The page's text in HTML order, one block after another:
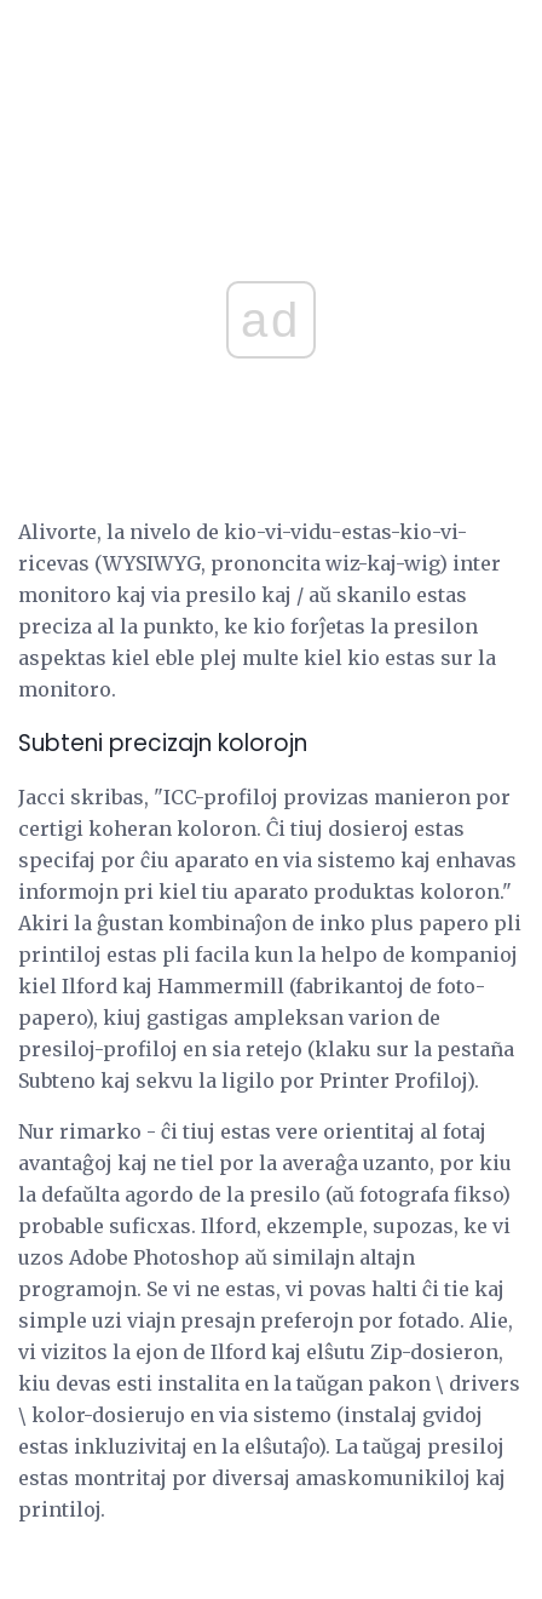
ad
Alivorte, la nivelo de kio-vi-vidu-estas-kio-vi-
ricevas (WYSIWYG, prononcita wiz-kaj-wig) inter
monitoro kaj via presilo kaj / aŭ skanilo estas
preciza al la punkto, ke kio forĵetas la presilon
aspektas kiel eble plej multe kiel kio estas sur la
monitoro.
Subteni precizajn kolorojn
Jacci skribas, "ICC-profiloj provizas manieron por
certigi koheran koloron. Ĉi tiuj dosieroj estas
specifaj por ĉiu aparato en via sistemo kaj enhavas
informojn pri kiel tiu aparato produktas koloron."
Akiri la ĝustan kombinaĵon de inko plus papero pli
printiloj estas pli facila kun la helpo de kompanioj
kiel Ilford kaj Hammermill (fabrikantoj de foto-
papero), kiuj gastigas ampleksan varion de
presiloj-profiloj en sia retejo (klaku sur la pestaña
Subteno kaj sekvu la ligilo por Printer Profiloj).
Nur rimarko - ĉi tiuj estas vere orientitaj al fotaj
avantaĝoj kaj ne tiel por la averaĝa uzanto, por kiu
la defaŭlta agordo de la presilo (aŭ fotografa fikso)
probable suficxas. Ilford, ekzemple, supozas, ke vi
uzos Adobe Photoshop aŭ similajn altajn
programojn. Se vi ne estas, vi povas halti ĉi tie kaj
simple uzi viajn presajn preferojn por fotado. Alie,
vi vizitos la ejon de Ilford kaj elŝutu Zip-dosieron,
kiu devas esti instalita en la taŭgan pakon \ drivers
\ kolor-dosierujo en via sistemo (instalaj gvidoj
estas inkluzivitaj en la elŝutaĵo). La taŭgaj presiloj
estas montritaj por diversaj amaskomunikiloj kaj
printiloj.